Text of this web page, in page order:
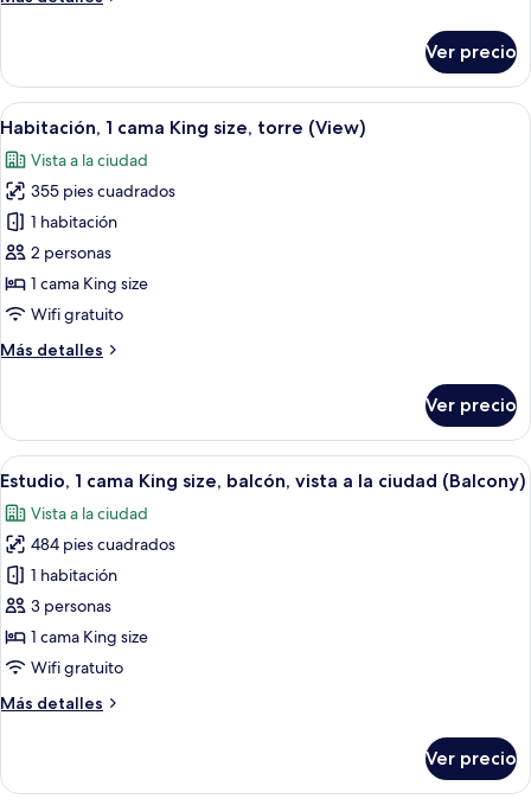
Queen
2
camas
Queen
Ver precio
Abrir
todas
las
fotos
de
Habitación,
1
cama
size,
Un baño moderno con un espejo
2
Habitación, 1 cama King size, torre (View)
Vista a la ciudad
355 pies cuadrados
1 habitación
2 personas
1 cama King size
Wifi gratuito
Más detalles
Más
1
cama
King
torre
(View)
Ver precio
Abrir
todas
las
fotos
de
Estudio,
1
cama
size,
a
Habitación de hotel moderna con
6
Estudio, 1 cama King size, balcón, vista a la ciudad (Balcony)
Vista a la ciudad
484 pies cuadrados
1 habitación
3 personas
1 cama King size
Wifi gratuito
Más detalles
Más
1
Ver precio